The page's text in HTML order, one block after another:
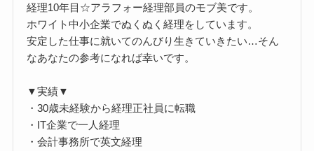
経理10年目☆アラフォー経理部員のモブ美です。
ホワイト中小企業でぬくぬく経理をしています。
安定した仕事に就いてのんびり生きていきたい…そん
なあなたの参考になれば幸いです。
▼実績▼
・30歳未経験から経理正社員に転職
・IT企業で一人経理
・会計事務所で英文経理